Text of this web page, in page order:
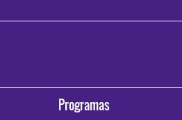
Programas